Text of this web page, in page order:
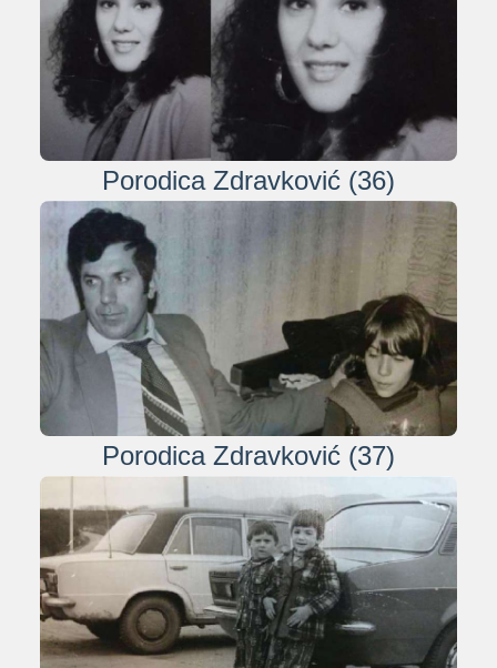
Porodica Zdravković (36)
Porodica Zdravković (37)